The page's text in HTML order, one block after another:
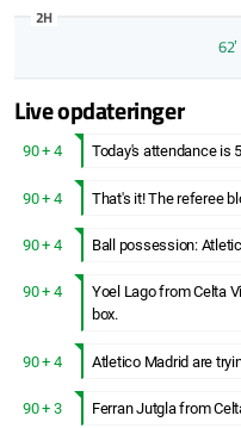
62ʼ
2H
Live opdateringer
90 + 4 Today's attendance is
90 + 4 That's it! The referee
90 + 4 Ball possession:
90 + 4
Yoel Lago from Celta
box.
90 + 4 Atletico Madrid are
90 + 3 Ferran Jutgla from